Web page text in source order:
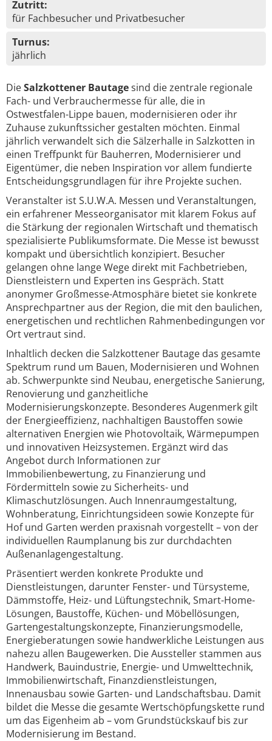
Zutritt:
für Fachbesucher und Privatbesucher
Turnus:
jährlich
DieSalzkottener Bautagesind die zentrale regionale
Fach- und Verbrauchermesse für alle, die in
Ostwestfalen-Lippe bauen, modernisieren oder ihr
Zuhause zukunftssicher gestalten möchten. Einmal
jährlich verwandelt sich die Sälzerhalle in Salzkotten in
einen Treffpunkt für Bauherren, Modernisierer und
Eigentümer, die neben Inspiration vor allem fundierte
Entscheidungsgrundlagen für ihre Projekte suchen.
Veranstalter ist S.U.W.A. Messen und Veranstaltungen,
ein erfahrener Messeorganisator mit klarem Fokus auf
die Stärkung der regionalen Wirtschaft und thematisch
spezialisierte Publikumsformate. Die Messe ist bewusst
kompakt und übersichtlich konzipiert. Besucher
gelangen ohne lange Wege direkt mit Fachbetrieben,
Dienstleistern und Experten ins Gespräch. Statt
anonymer Großmesse-Atmosphäre bietet sie konkrete
Ansprechpartner aus der Region, die mit den baulichen,
energetischen und rechtlichen Rahmenbedingungen vor
Ort vertraut sind.
Inhaltlich decken die Salzkottener Bautage das gesamte
Spektrum rund um Bauen, Modernisieren und Wohnen
ab. Schwerpunkte sind Neubau, energetische Sanierung,
Renovierung und ganzheitliche
Modernisierungskonzepte. Besonderes Augenmerk gilt
der Energieeffizienz, nachhaltigen Baustoffen sowie
alternativen Energien wie Photovoltaik, Wärmepumpen
und innovativen Heizsystemen. Ergänzt wird das
Angebot durch Informationen zur
Immobilienbewertung, zu Finanzierung und
Fördermitteln sowie zu Sicherheits- und
Klimaschutzlösungen. Auch Innenraumgestaltung,
Wohnberatung, Einrichtungsideen sowie Konzepte für
Hof und Garten werden praxisnah vorgestellt – von der
individuellen Raumplanung bis zur durchdachten
Außenanlagengestaltung.
Präsentiert werden konkrete Produkte und
Dienstleistungen, darunter Fenster- und Türsysteme,
Dämmstoffe, Heiz- und Lüftungstechnik, Smart-Home-
Lösungen, Baustoffe, Küchen- und Möbellösungen,
Gartengestaltungskonzepte, Finanzierungsmodelle,
Energieberatungen sowie handwerkliche Leistungen aus
nahezu allen Baugewerken. Die Aussteller stammen aus
Handwerk, Bauindustrie, Energie- und Umwelttechnik,
Immobilienwirtschaft, Finanzdienstleistungen,
Innenausbau sowie Garten- und Landschaftsbau. Damit
bildet die Messe die gesamte Wertschöpfungskette rund
um das Eigenheim ab – vom Grundstückskauf bis zur
Modernisierung im Bestand.